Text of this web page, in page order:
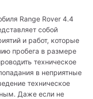
Range Rover 4.4
собой
и работ, которые
пробега в размере
техническое
в неприятные
техническое
Даже если не